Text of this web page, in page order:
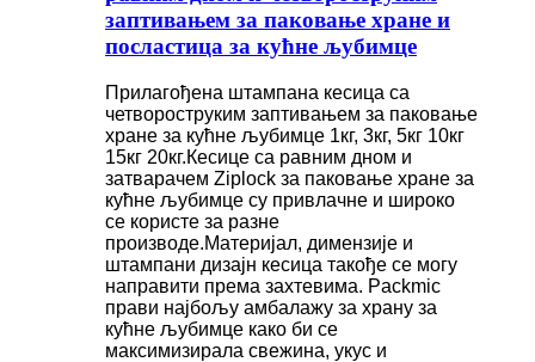
заптивањем за паковање хране и
посластица за кућне љубимце
Прилагођена штампана кесица са
четвороструким заптивањем за паковање
хране за кућне љубимце 1кг, 3кг, 5кг 10кг
15кг 20кг.Кесице са равним дном и
затварачем Ziplock за паковање хране за
кућне љубимце су привлачне и широко
се користе за разне
производе.Материјал, димензије и
штампани дизајн кесица такође се могу
направити према захтевима. Packmic
прави најбољу амбалажу за храну за
кућне љубимце како би се
максимизирала свежина, укус и